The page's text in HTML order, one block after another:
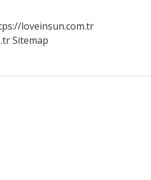
loveinsun.com.tr
Sitemap